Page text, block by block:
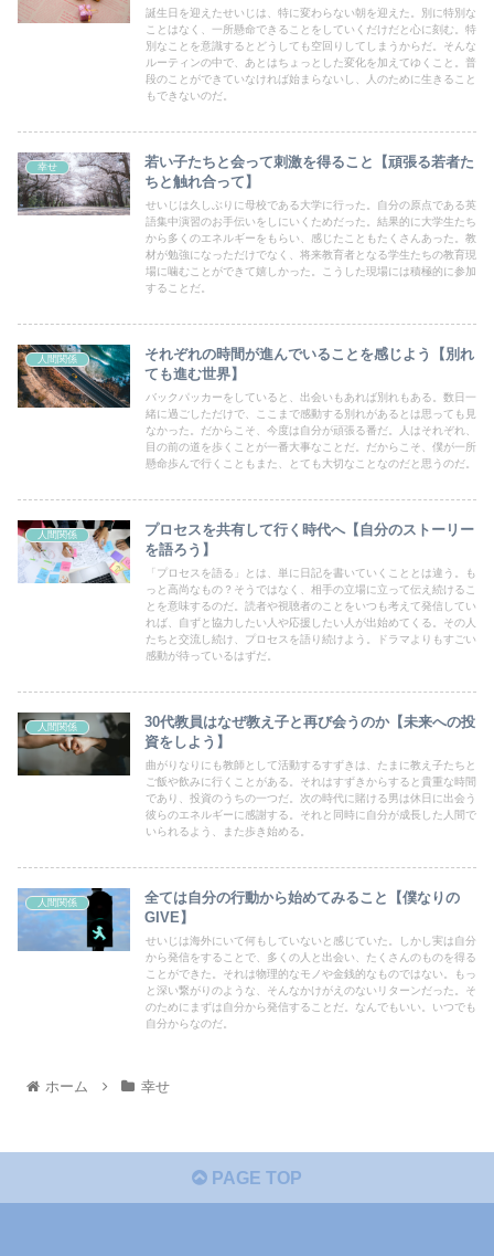
誕生日を迎えたせいじは、特に変わらない朝を迎えた。別に特別な
ことはなく、一所懸命できることをしていくだけだと心に刻む。特
別なことを意識するとどうしても空回りしてしまうからだ。そんな
ルーティンの中で、あとはちょっとした変化を加えてゆくこと。普
段のことができていなければ始まらないし、人のために生きること
もできないのだ。
幸せ
若い子たちと会って刺激を得ること【頑張る若者た
ちと触れ合って】
せいじは久しぶりに母校である大学に行った。自分の原点である英
語集中演習のお手伝いをしにいくためだった。結果的に大学生たち
から多くのエネルギーをもらい、感じたこともたくさんあった。教
材が勉強になっただけでなく、将来教育者となる学生たちの教育現
場に噛むことができて嬉しかった。こうした現場には積極的に参加
することだ。
人間関係
それぞれの時間が進んでいることを感じよう【別れ
ても進む世界】
バックパッカーをしていると、出会いもあれば別れもある。数日一
緒に過ごしただけで、ここまで感動する別れがあるとは思っても見
なかった。だからこそ、今度は自分が頑張る番だ。人はそれぞれ、
目の前の道を歩くことが一番大事なことだ。だからこそ、僕が一所
懸命歩んで行くこともまた、とても大切なことなのだと思うのだ。
人間関係
プロセスを共有して行く時代へ【自分のストーリー
を語ろう】
「プロセスを語る」とは、単に日記を書いていくこととは違う。も
っと高尚なもの？そうではなく、相手の立場に立って伝え続けるこ
とを意味するのだ。読者や視聴者のことをいつも考えて発信してい
れば、自ずと協力したい人や応援したい人が出始めてくる。その人
たちと交流し続け、プロセスを語り続けよう。ドラマよりもすごい
感動が待っているはずだ。
人間関係
30代教員はなぜ教え子と再び会うのか【未来への投
資をしよう】
曲がりなりにも教師として活動するすずきは、たまに教え子たちと
ご飯や飲みに行くことがある。それはすずきからすると貴重な時間
であり、投資のうちの一つだ。次の時代に賭ける男は休日に出会う
彼らのエネルギーに感謝する。それと同時に自分が成長した人間で
いられるよう、また歩き始める。
人間関係
全ては自分の行動から始めてみること【僕なりの
GIVE】
せいじは海外にいて何もしていないと感じていた。しかし実は自分
から発信をすることで、多くの人と出会い、たくさんのものを得る
ことができた。それは物理的なモノや金銭的なものではない。もっ
と深い繋がりのような、そんなかけがえのないリターンだった。そ
のためにまずは自分から発信することだ。なんでもいい。いつでも
自分からなのだ。
ホーム 幸せ
PAGE TOP